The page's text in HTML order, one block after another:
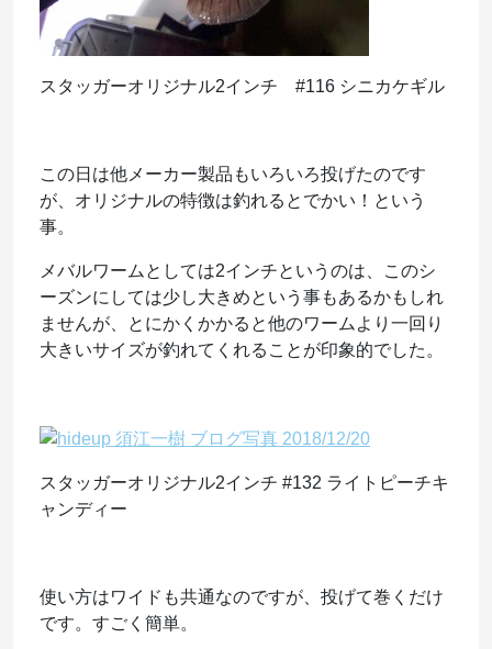
スタッガーオリジナル2インチ #116 シニカケギル
この日は他メーカー製品もいろいろ投げたのです
が、オリジナルの特徴は釣れるとでかい！という
事。
メバルワームとしては2インチというのは、このシ
ーズンにしては少し大きめという事もあるかもしれ
ませんが、とにかくかかると他のワームより一回り
大きいサイズが釣れてくれることが印象的でした。
スタッガーオリジナル2インチ #132 ライトピーチキ
ャンディー
使い方はワイドも共通なのですが、投げて巻くだけ
です。すごく簡単。